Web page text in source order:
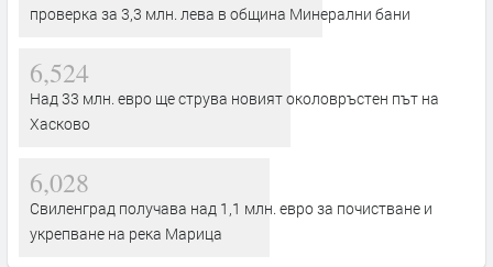
проверка за 3,3 млн. лева в община Минерални бани
6,524
Над 33 млн. евро ще струва новият околовръстен път на
Хасково
6,028
Свиленград получава над 1,1 млн. евро за почистване и
укрепване на река Марица